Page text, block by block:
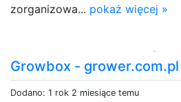
zorganizowa... pokaż więcej »
Growbox - grower.com.pl
Dodano: 1 rok 2 miesiące temu